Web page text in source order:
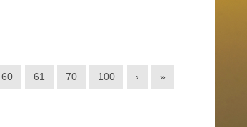
60 61 70 100 › »